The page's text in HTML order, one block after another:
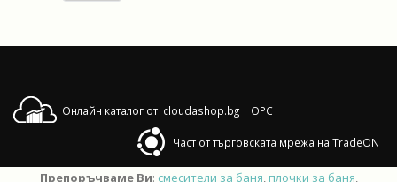
Онлайн каталог от cloudashop.bg | OPC
Част от търговската мрежа на TradeON
Препоръчваме Ви: смесители за баня, плочки за баня,